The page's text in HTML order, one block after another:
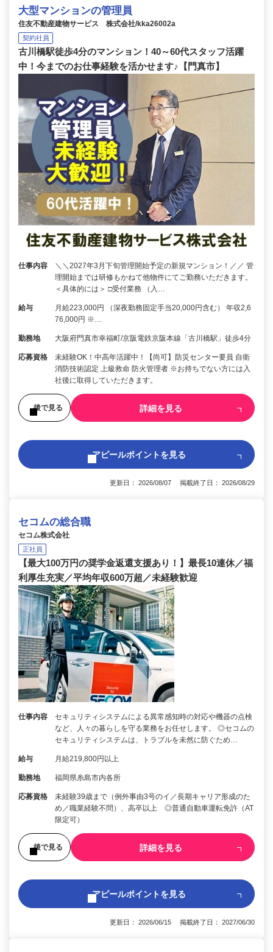
大型マンションの管理員
住友不動産建物サービス 株式会社/kka26002a
契約社員
古川橋駅徒歩4分のマンション！40～60代スタッフ活躍
中！今までのお仕事経験を活かせます♪【門真市】
仕事内容
＼＼2027年3月下旬管理開始予定の新規マンション！／／ 管
理開始までは研修もかねて他物件にてご勤務いただきます。
＜具体的には＞ □受付業務 （入…
給与
月給223,000円 （深夜勤務固定手当20,000円含む） 年収2,6
76,000円 ※…
勤務地 大阪府門真市幸福町/京阪電鉄京阪本線「古川橋駅」徒歩4分
応募資格
未経験OK！中高年活躍中！【尚可】防災センター要員 自衛
消防技術認定 上級救命 防火管理者 ※お持ちでない方には入
社後に取得していただきます。
後で見る 詳細を見る
アピールポイントを見る
更新日： 2026/08/07 掲載終了日： 2026/08/29
セコムの総合職
セコム株式会社
正社員
【最大100万円の奨学金返還支援あり！】最長10連休／福
利厚生充実／平均年収600万超／未経験歓迎
仕事内容
セキュリティシステムによる異常感知時の対応や機器の点検
など、人々の暮らしを守る業務をお任せします。 ◎セコムの
セキュリティシステムは、トラブルを未然に防ぐため…
給与 月給219,800円以上
勤務地 福岡県糸島市内各所
応募資格
未経験39歳まで（例外事由3号のイ／長期キャリア形成のた
め／職業経験不問）、高卒以上 ◎普通自動車運転免許（AT
限定可）
後で見る 詳細を見る
アピールポイントを見る
更新日： 2026/06/15 掲載終了日： 2027/06/30